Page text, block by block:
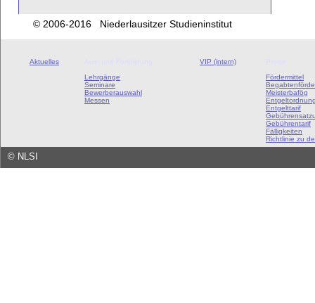
© 2006-2016 Niederlausitzer Studieninstitut
Aktuelles
Lehrgänge
Seminare
Bewerberauswahl
Messen
VIP (intern)
Fördermittel
Meisterbafög
Entgelttarif
Gebührentarif
Fälligkeiten
Richtlinie zu
© NLSI